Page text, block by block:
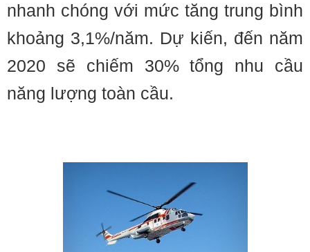
nhanh chóng với mức tăng trung bình
khoảng 3,1%/năm. Dự kiến, đến năm
2020 sẽ chiếm 30% tổng nhu cầu
năng lượng toàn cầu.